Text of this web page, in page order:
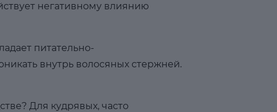
негативному влиянию
питательно-
внутрь волосяных стержней.
Для кудрявых, часто